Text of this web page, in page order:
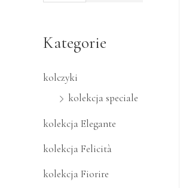
Kategorie
kolczyki
kolekcja speciale
kolekcja Elegante
kolekcja Felicità
kolekcja Fiorire